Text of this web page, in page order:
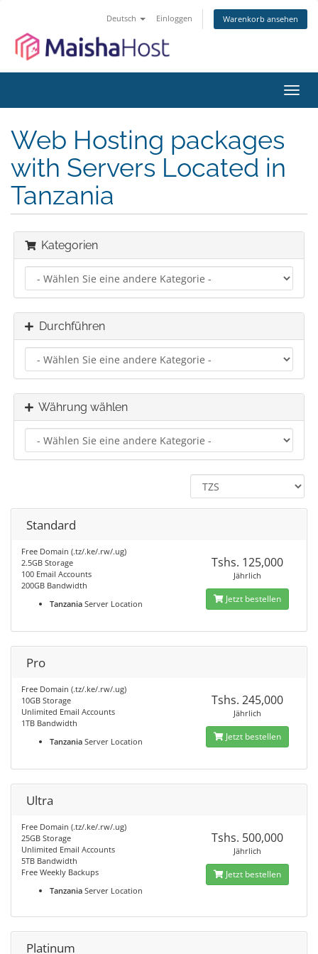
Deutsch Einloggen Warenkorb ansehen
ein-/
Web Hosting packages
with Servers Located in
Tanzania
Kategorien
Durchführen
Währung wählen
Standard
Free Domain (.tz/.ke/.rw/.ug)
2.5GB Storage
100 Email Accounts
200GB Bandwidth
Tanzania Server Location
Tshs. 125,000
Jährlich
Jetzt bestellen
Pro
Free Domain (.tz/.ke/.rw/.ug)
10GB Storage
Unlimited Email Accounts
1TB Bandwidth
Tanzania Server Location
Tshs. 245,000
Jährlich
Jetzt bestellen
Ultra
Free Domain (.tz/.ke/.rw/.ug)
25GB Storage
Unlimited Email Accounts
5TB Bandwidth
Free Weekly Backups
Tanzania Server Location
Tshs. 500,000
Jährlich
Jetzt bestellen
Platinum